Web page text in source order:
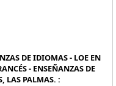
DE IDIOMAS - LOE EN
- ENSEÑANZAS DE
LAS PALMAS. :